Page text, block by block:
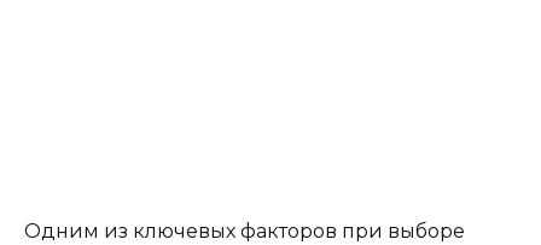
Одним из ключевых факторов при выборе